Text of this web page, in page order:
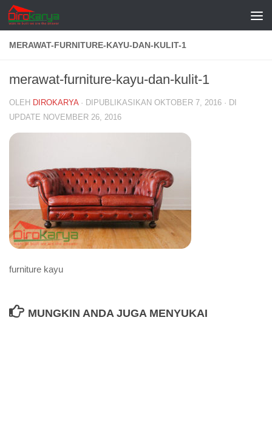
Skip to content
MERAWAT-FURNITURE-KAYU-DAN-KULIT-1
merawat-furniture-kayu-dan-kulit-1
OLEH DIROKARYA · DIPUBLIKASIKAN OKTOBER 7, 2016 · DI
UPDATE NOVEMBER 26, 2016
furniture kayu
MUNGKIN ANDA JUGA MENYUKAI